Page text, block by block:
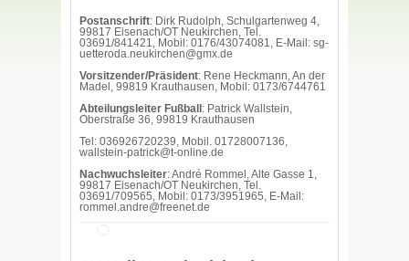
Postanschrift: Dirk Rudolph, Schulgartenweg 4,
99817 Eisenach/OT Neukirchen, Tel.
03691/841421, Mobil: 0176/43074081, E-Mail: sg-
uetteroda.neukirchen@gmx.de
Vorsitzender/Präsident: Rene Heckmann, An der
Madel, 99819 Krauthausen, Mobil: 0173/6744761
Abteilungsleiter Fußball : Patrick Wallstein,
Oberstraße 36, 99819 Krauthausen
Tel: 036926720239, Mobil. 01728007136,
wallstein-patrick@t-online.de
Nachwuchsleiter: André Rommel, Alte Gasse 1,
99817 Eisenach/OT Neukirchen, Tel.
03691/709565, Mobil: 0173/3951965, E-Mail:
rommel.andre@freenet.de